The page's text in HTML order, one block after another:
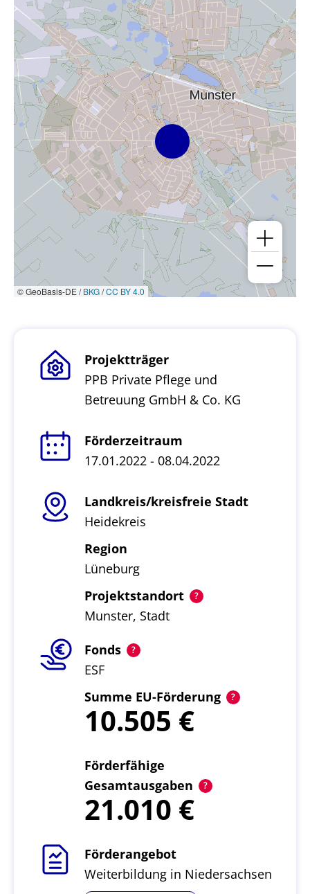
© GeoBasis-DE /BKG/CC BY 4.0
Projektträger
PPB Private Pflege und
Betreuung GmbH & Co. KG
Förderzeitraum
17.01.2022 - 08.04.2022
Landkreis/kreisfreie Stadt
Heidekreis
Region
Lüneburg
Projektstandort
Munster, Stadt
Fonds
ESF
Summe EU-Förderung
10.505
Förderfähige
Gesamtausgaben
21.010
Förderangebot
Weiterbildung in Niedersachsen